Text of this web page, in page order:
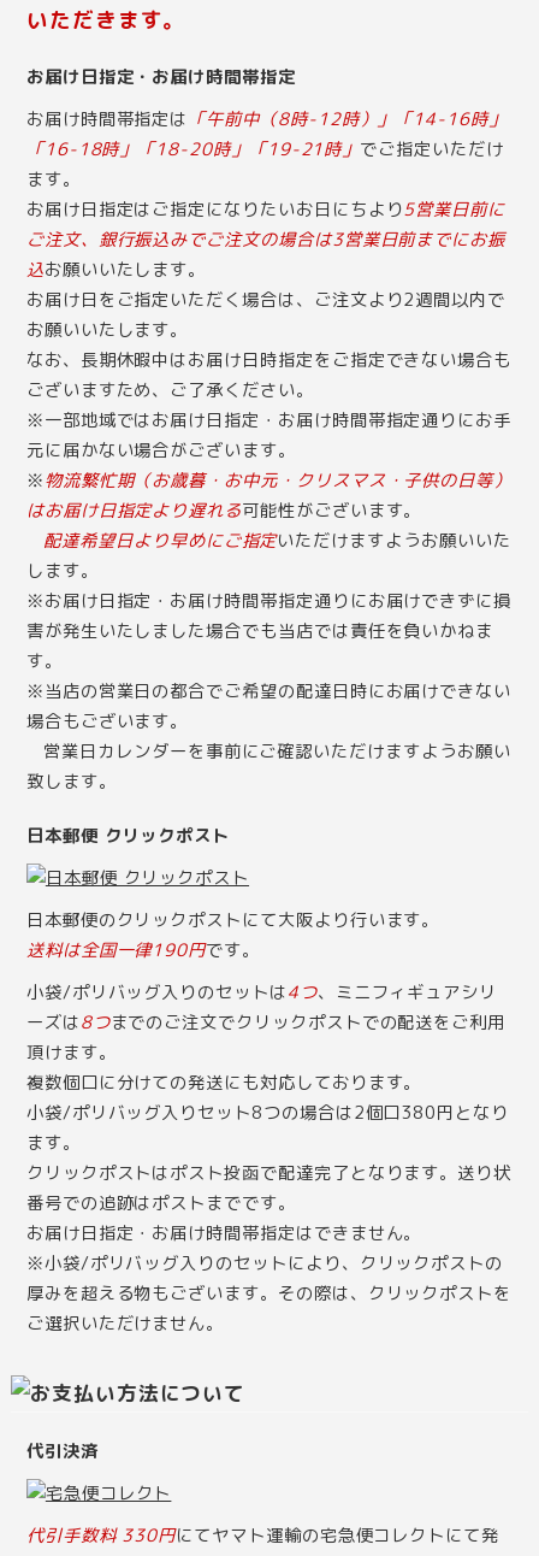
いただきます。
お届け日指定・お届け時間帯指定
お届け時間帯指定は 「午前中（8時-12時）」「14-16時」
「16-18時」「18-20時」「19-21時」 でご指定いただけ
ます。
お届け日指定はご指定になりたいお日にちより5営業日前に
ご注文、銀行振込みでご注文の場合は3営業日前までにお振
込お願いいたします。
お届け日をご指定いただく場合は、ご注文より2週間以内で
お願いいたします。
なお、長期休暇中はお届け日時指定をご指定できない場合も
ございますため、ご了承ください。
※一部地域ではお届け日指定・お届け時間帯指定通りにお手
元に届かない場合がございます。
※物流繁忙期（お歳暮・お中元・クリスマス・子供の日等）
はお届け日指定より遅れる可能性がございます。
配達希望日より早めにご指定いただけますようお願いいた
します。
※お届け日指定・お届け時間帯指定通りにお届けできずに損
害が発生いたしました場合でも当店では責任を負いかねま
す。
※当店の営業日の都合でご希望の配達日時にお届けできない
場合もございます。
営業日カレンダーを事前にご確認いただけますようお願い
致します。
日本郵便 クリックポスト
日本郵便のクリックポストにて大阪より行います。
送料は全国一律190円です。
小袋/ポリバッグ入りのセットは4つ、ミニフィギュアシリ
ーズは8つまでのご注文でクリックポストでの配送をご利用
頂けます。
複数個口に分けての発送にも対応しております。
小袋/ポリバッグ入りセット8つの場合は2個口380円となり
ます。
クリックポストはポスト投函で配達完了となります。送り状
番号での追跡はポストまでです。
お届け日指定・お届け時間帯指定はできません。
※小袋/ポリバッグ入りのセットにより、クリックポストの
厚みを超える物もございます。その際は、クリックポストを
ご選択いただけません。
代引決済
代引手数料 330円にてヤマト運輸の宅急便コレクトにて発